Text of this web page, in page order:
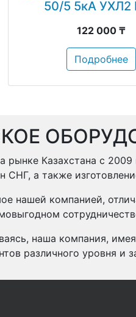
50/5 5кА УХЛ2
122 000 ₸
Подробнее
Казахстана с
СНГ, а также
нашей компанией,
наша компания,
различного уровня